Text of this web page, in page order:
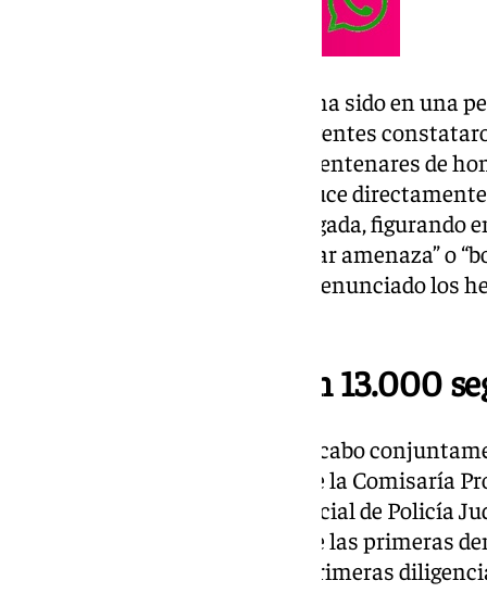
La detención de la sospechosa ha sido en una
de Guipúzcoa, donde los ciberagentes
extorsionado, al menos, a tres centenares de
número de perjudicados se deduce
cuentas bancarias de la investigada,
como “envío por acuerdo de parar amenaza” o
mayoría de las víctimas no ha denunciado los
Un perfil en redes con 13.000
La operación ‘Curvas’, llevada a cabo
Sección de Ciberdelincuencia de la Comisaría
homólogos de la Brigada Provincial de Policía
precisamente tras interponerse las primeras
ciudades, y deducirse, tras las primeras